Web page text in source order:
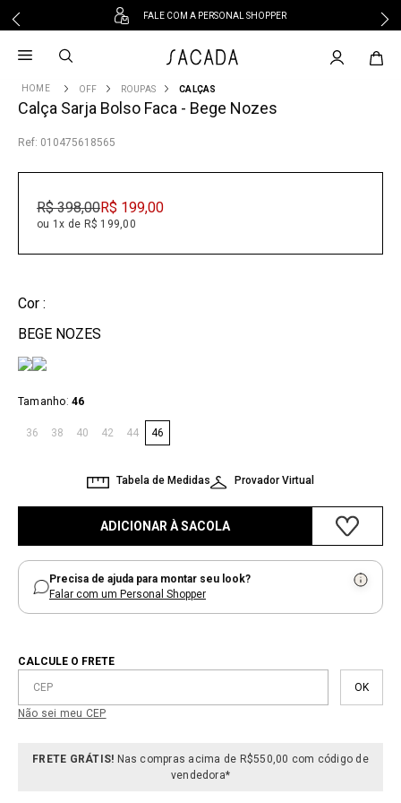
FALE COM A PERSONAL SHOPPER
OFF ROUPAS CALÇAS
Calça Sarja Bolso Faca - Bege Nozes
: 010475618565
R$ 398,00R$ 199,00
ou 1x de R$ 199,00
Cor :
BEGE NOZES
Tamanho: 46
36 38 40 42 44 46
Provador Virtual
Tabela de Medidas
ADICIONAR À SACOLA
Precisa de ajuda para montar seu look?
Falar com um Personal Shopper
CALCULE O FRETE
Não sei meu CEP
FRETE GRÁTIS! Nas compras acima de R$550,00 com código de
vendedora*
vestido
blusa
tricot
º calca
º vestido longo
saia